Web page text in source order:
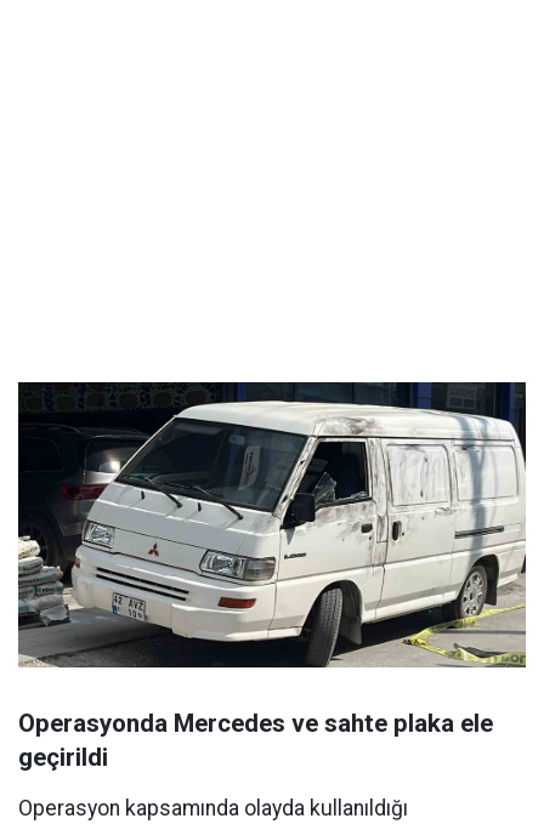
Operasyonda Mercedes ve sahte plaka ele
geçirildi
Operasyon kapsamında olayda kullanıldığı